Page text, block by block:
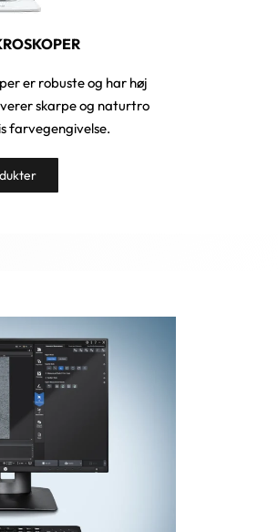
er robuste og har høj
skarpe og naturtro
farvegengivelse.